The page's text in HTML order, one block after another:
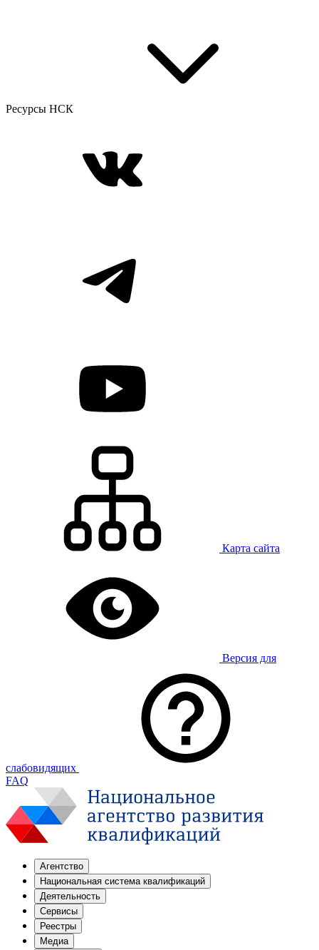
Ресурсы НСК
Карта сайта
Версия для
слабовидящих
FAQ
Агентство
Национальная система квалификаций
Деятельность
Сервисы
Реестры
Медиа